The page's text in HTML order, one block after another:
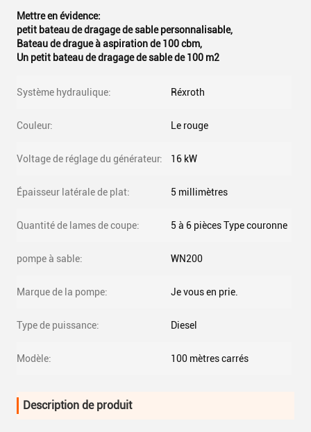
Mettre en évidence:
petit bateau de dragage de sable personnalisable,
Bateau de drague à aspiration de 100 cbm,
Un petit bateau de dragage de sable de 100 m2
Système hydraulique: Réxroth
Couleur: Le rouge
Voltage de réglage du générateur: 16 kW
Épaisseur latérale de plat: 5 millimètres
Quantité de lames de coupe: 5 à 6 pièces Type couronne
pompe à sable: WN200
Marque de la pompe: Je vous en prie.
Type de puissance: Diesel
Modèle: 100 mètres carrés
Description de produit